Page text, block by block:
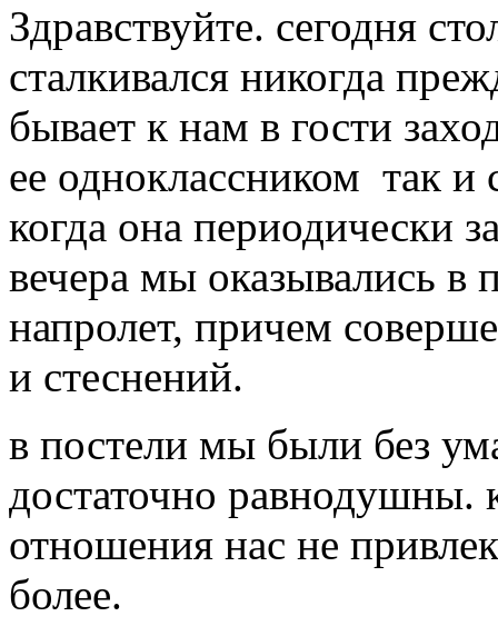
Здравствуйте. сегодня
сталкивался никогда
бывает к нам в гости
ее одноклассником так и
когда она периодически
вечера мы оказывались в
напролет, причем
и стеснений.
в постели мы были без
достаточно равнодушны.
отношения нас не
более.